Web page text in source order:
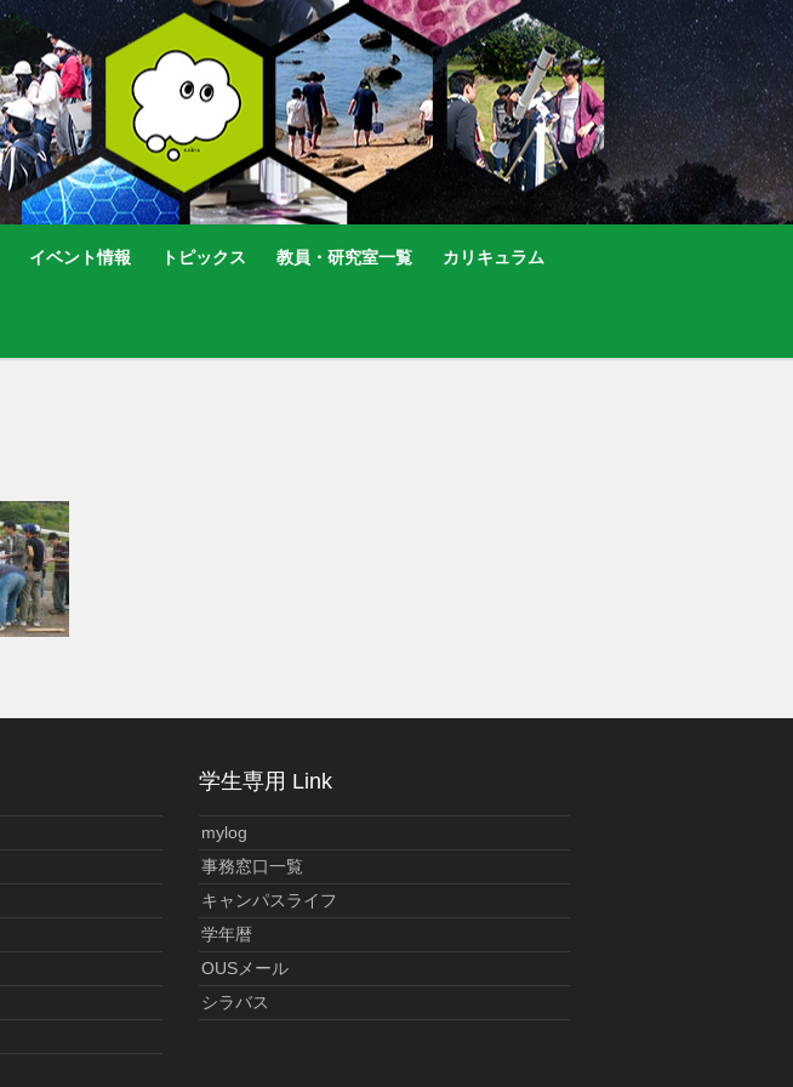
イベント情報 トピックス 教員・研究室一覧 カリキュラム
学生専用 Link
mylog
事務窓口一覧
キャンパスライフ
学年暦
OUSメール
シラバス